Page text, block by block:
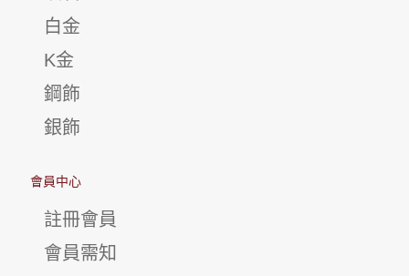
白金
K金
鋼飾
銀飾
會員中心
註冊會員
會員需知